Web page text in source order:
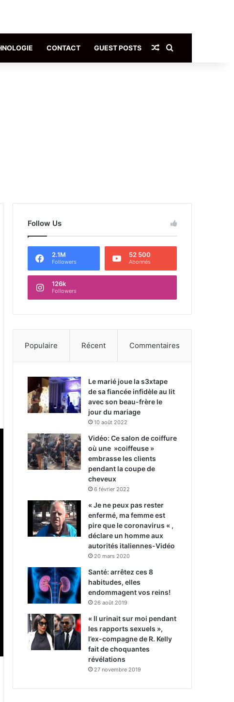
CONTACT GUEST POSTS Article Aléatoire
Follow Us
2.1M
Followers
52 500
Abonnés
126k
Followers
Populaire Récent Commentaires
Le marié joue la s3xtape
de sa fiancée infidèle au lit
avec son beau-frère le
jour du mariage
10 août 2022
Vidéo: Ce salon de coiffure
où une »coiffeuse »
embrasse les clients
pendant la coupe de
cheveux
6 février 2022
« Je ne peux pas rester
enfermé, ma femme est
pire que le coronavirus « ,
déclare un homme aux
autorités italiennes-Vidéo
20 mars 2020
Santé: arrêtez ces 8
habitudes, elles
endommagent vos reins!
26 août 2019
« Il urinait sur moi pendant
les rapports sexuels »,
l’ex-compagne de R. Kelly
fait de choquantes
révélations
27 novembre 2019